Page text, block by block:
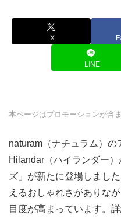
X
LINE
本ページはプロモーションが含
naturam（ナチュラム）の
Hilandar（ハイランダー
ズ」が新たに登場しまし
えるおしゃれさがありな
目度が高まっています。